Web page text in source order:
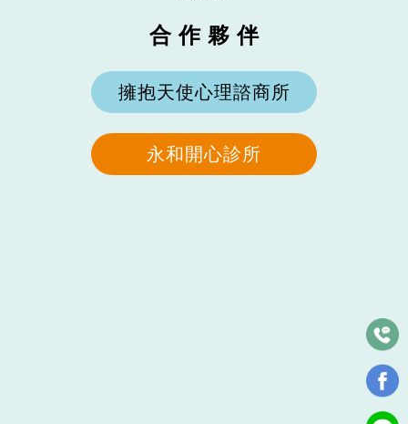
合 作 夥 伴
擁抱天使心理諮商所
永和開心診所